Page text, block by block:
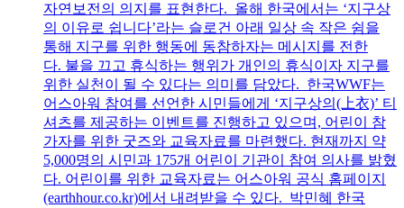
자연보전의 의지를 표현한다. 올해 한국에서는 ‘지구상
의 이유로 쉽니다’라는 슬로건 아래 일상 속 작은 쉼을
통해 지구를 위한 행동에 동참하자는 메시지를 전한
다. 불을 끄고 휴식하는 행위가 개인의 휴식이자 지구를
위한 실천이 될 수 있다는 의미를 담았다. 한국WWF는
어스아워 참여를 선언한 시민들에게 ‘지구상의(上衣)’ 티
셔츠를 제공하는 이벤트를 진행하고 있으며, 어린이 참
가자를 위한 굿즈와 교육자료를 마련했다. 현재까지 약
5,000명의 시민과 175개 어린이 기관이 참여 의사를 밝혔
다. 어린이를 위한 교육자료는 어스아워 공식 홈페이지
(earthhour.co.kr)에서 내려받을 수 있다. 박민혜 한국